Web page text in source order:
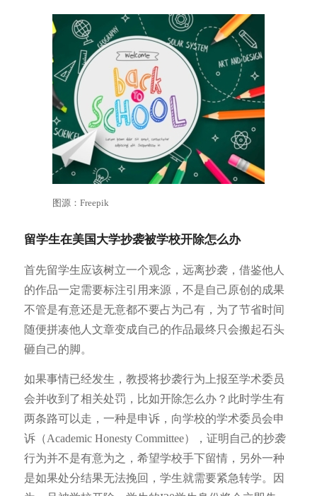
图源：Freepik
留学生在美国大学抄袭被学校开除怎么办
首先留学生应该树立一个观念，远离抄袭，借鉴他人
的作品一定需要标注引用来源，不是自己原创的成果
不管是有意还是无意都不要占为己有，为了节省时间
随便拼凑他人文章变成自己的作品最终只会搬起石头
砸自己的脚。
如果事情已经发生，教授将抄袭行为上报至学术委员
会并收到了相关处罚，比如开除怎么办？此时学生有
两条路可以走，一种是申诉，向学校的学术委员会申
诉（Academic Honesty Committee），证明自己的抄袭
行为并不是有意为之，希望学校手下留情，另外一种
是如果处分结果无法挽回，学生就需要紧急转学。因